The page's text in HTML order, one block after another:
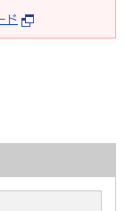
ド